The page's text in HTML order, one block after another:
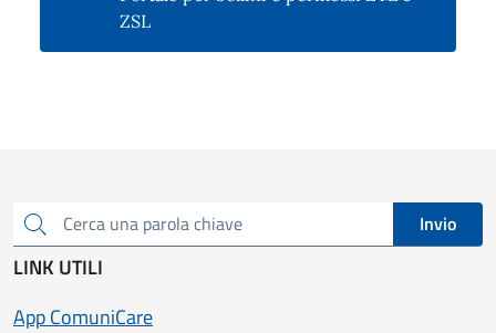
ZSL
Cerca una parola chiave Invio
LINK UTILI
App ComuniCare